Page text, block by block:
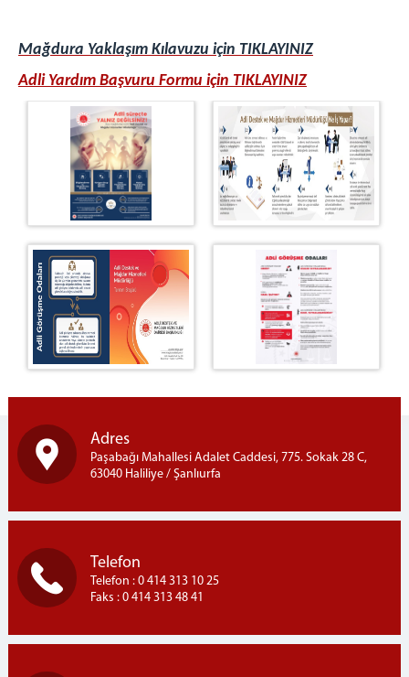
Mağdura Yaklaşım Kılavuzu için TIKLAYINIZ
Adli Yardım Başvuru Formu için TIKLAYINIZ
Adres
Paşabağı Mahallesi Adalet Caddesi, 775. Sokak 28 C,
63040 Haliliye / Şanlıurfa
Telefon
Telefon : 0 414 313 10 25
Faks : 0 414 313 48 41